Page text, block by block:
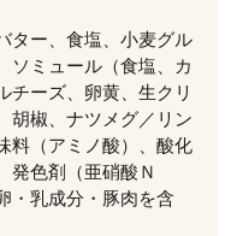
ター、食塩、小麦グル
ソミュール（食塩、カ
チーズ、卵黄、生クリ
胡椒、ナツメグ／リン
料（アミノ酸）、酸化
発色剤（亜硝酸Ｎ
・乳成分・豚肉を含